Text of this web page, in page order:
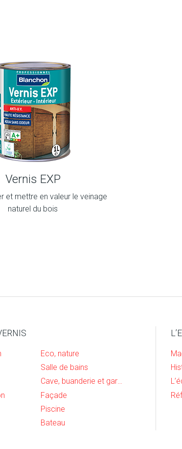
Vernis EXP
et mettre en valeur le veinage
naturel du bois
Eco, nature
Salle de bains
Cave, buanderie et garage
Façade
Piscine
Bateau